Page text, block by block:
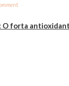
O forta